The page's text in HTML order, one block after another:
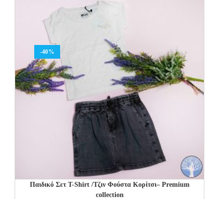
-40%
Παιδικό Σετ T-Shirt /Τζιν Φούστα Κορίτσι– Premium
collection